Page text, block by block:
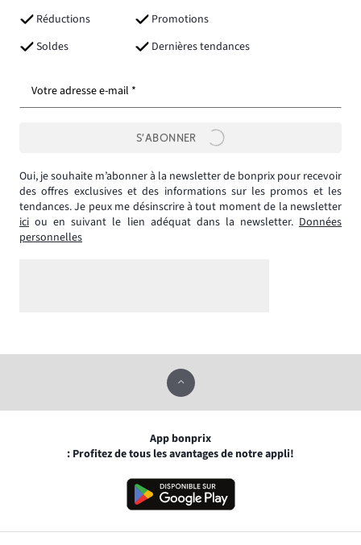
Réductions
Promotions
Soldes
Dernières tendances
Votre adresse e-mail *
S’ABONNER
Oui, je souhaite m’abonner à la newsletter de bonprix pour recevoir
des offres exclusives et des informations sur les promos et les
tendances. Je peux me désinscrire à tout moment de la newsletter
ici ou en suivant le lien adéquat dans la newsletter. Données
personnelles
App bonprix
: Profitez de tous les avantages de notre appli!